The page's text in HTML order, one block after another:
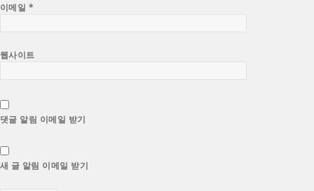
이메일 *
웹사이트
댓글 알림 이메일 받기
새 글 알림 이메일 받기